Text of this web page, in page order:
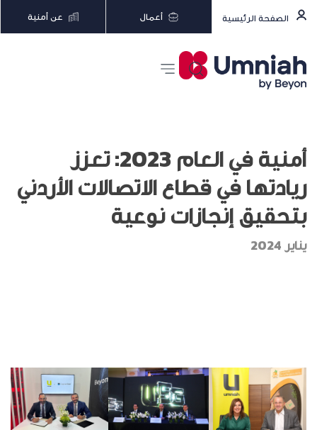
الصفحة الرئيسية أعمال عن أمنية
أمنية في العام 2023: تعزز
ريادتها في قطاع الاتصالات الأردني
بتحقيق إنجازات نوعية
يناير 2024